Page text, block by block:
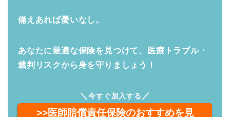
備えあれば憂いなし。
あなたに最適な保険を見つけて、医療トラブル・
裁判リスクから身を守りましょう！
＼今すぐ加入する ／
>>医師賠償責任保険のおすすめを見